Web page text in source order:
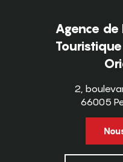
Agence de
2,
66005